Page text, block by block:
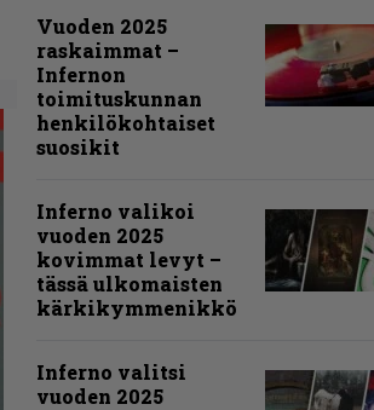
Vuoden 2025
raskaimmat –
Infernon
toimituskunnan
henkilökohtaiset
suosikit
Inferno valikoi
vuoden 2025
kovimmat levyt –
tässä ulkomaisten
kärkikymmenikkö
Inferno valitsi
vuoden 2025